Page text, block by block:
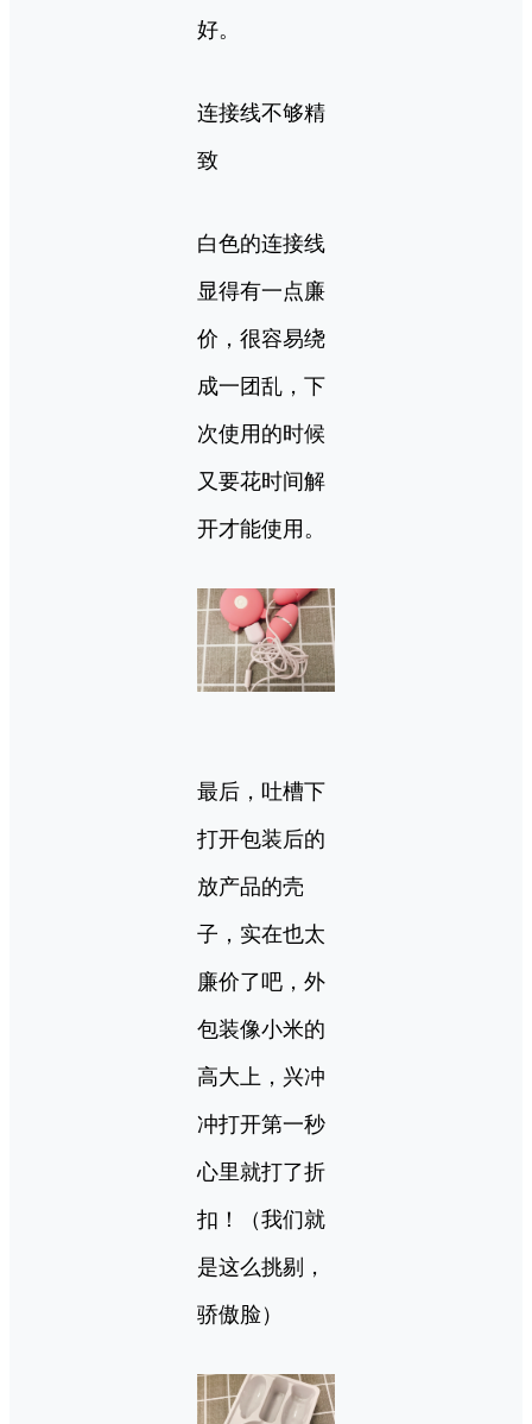
好。
连接线不够精
致
白色的连接线
显得有一点廉
价，很容易绕
成一团乱，下
次使用的时候
又要花时间解
开才能使用。
最后，吐槽下
打开包装后的
放产品的壳
子，实在也太
廉价了吧，外
包装像小米的
高大上，兴冲
冲打开第一秒
心里就打了折
扣！（我们就
是这么挑剔，
骄傲脸）